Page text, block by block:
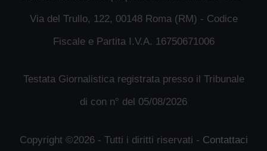
Via del Trullo, 122, 00148 Roma (RM) - Codice
Fiscale e Partita I.V.A. 16750671006
Testata Giornalistica registrata presso il Tribunale
di con n° del 05/08/2026
Copyright ©2026 - Tutti i diritti riservati - Contattaci